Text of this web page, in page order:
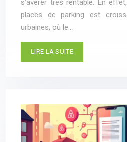
s’avérer très rentable. En
places de parking est
urbaines, où le…
LIRE LA SUITE